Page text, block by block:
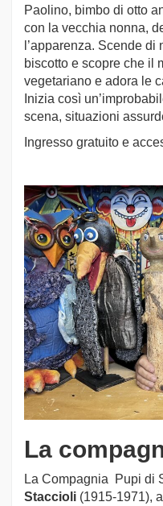
Paolino, bimbo di otto
con la vecchia nonna,
l’apparenza. Scende
biscotto e scopre che il
vegetariano e adora le
Inizia così
scena, situazioni
Ingresso gratuito e
La
La Compagnia Pupi di
Staccioli (1915-1971),